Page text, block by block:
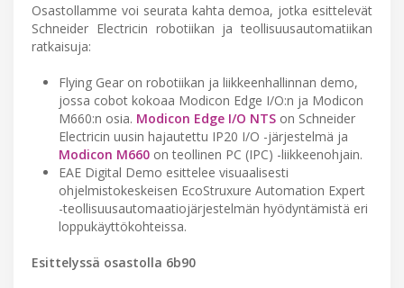
Osastollamme voi seurata kahta demoa, jotka esittelevät
Schneider Electricin robotiikan ja teollisuusautomatiikan
ratkaisuja:
Flying Gear on robotiikan ja liikkeenhallinnan demo,
jossa cobot kokoaa Modicon Edge I/O:n ja Modicon
M660:n osia. Modicon Edge I/O NTS on Schneider
Electricin uusin hajautettu IP20 I/O -järjestelmä ja
Modicon M660 on teollinen PC (IPC) -liikkeenohjain.
EAE Digital Demo esittelee visuaalisesti
ohjelmistokeskeisen EcoStruxure Automation Expert
-teollisuusautomaatiojärjestelmän hyödyntämistä eri
loppukäyttökohteissa.
Esittelyssä osastolla 6b90